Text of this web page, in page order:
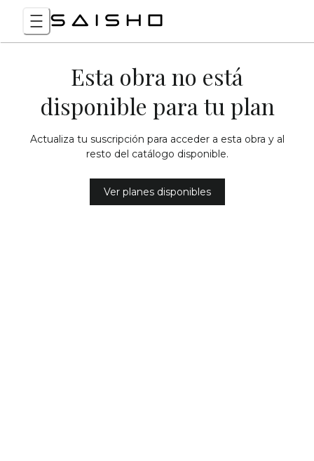
Esta obra no está
disponible para tu plan
Actualiza tu suscripción para acceder a esta obra y al
resto del catálogo disponible.
Ver planes disponibles